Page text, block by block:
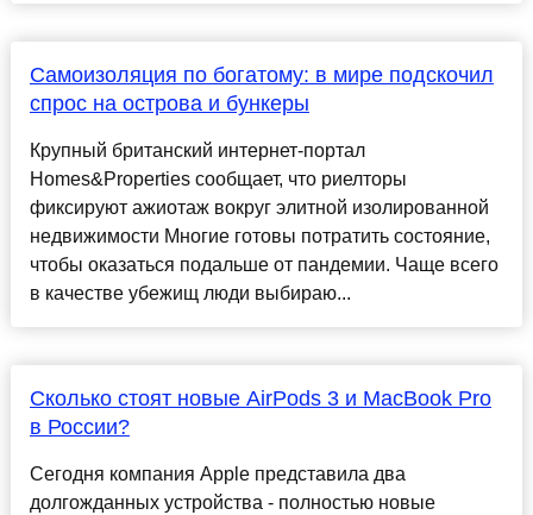
Самоизоляция по богатому: в мире подскочил
спрос на острова и бункеры
Крупный британский интернет-портал
Homes&Properties сообщает, что риелторы
фиксируют ажиотаж вокруг элитной изолированной
недвижимости Многие готовы потратить состояние,
чтобы оказаться подальше от пандемии. Чаще всего
в качестве убежищ люди выбираю...
Сколько стоят новые AirPods 3 и MacBook Pro
в России?
Сегодня компания Apple представила два
долгожданных устройства - полностью новые